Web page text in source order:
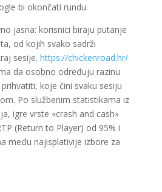
bi okončati rundu.
jasna: korisnici biraju putanje
od kojih svako sadrži
sesije. https://chickenroad.hr/
da osobno određuju razinu
koje čini svaku sesiju
Po službenim statistikama iz
igre vrste «crash and cash»
(Return to Player) od 95% i
među najisplativije izbore za